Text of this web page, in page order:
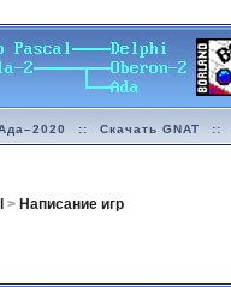
:: Скачать GNAT ::
> Написание игр